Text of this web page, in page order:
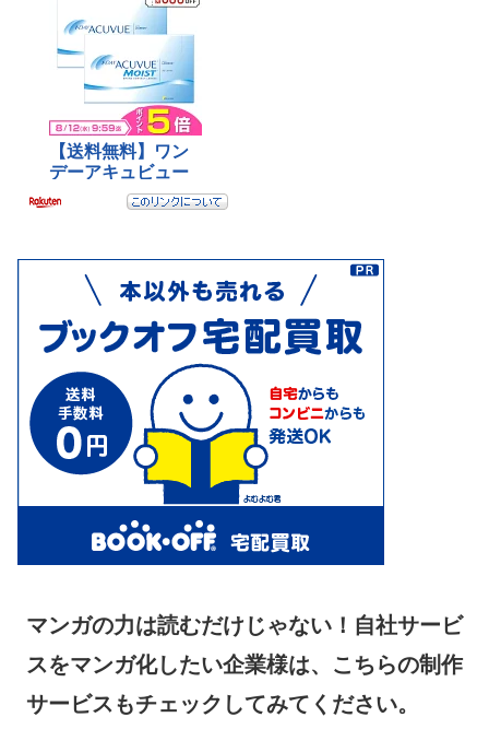
マンガの力は読むだけじゃない！自社サービ
スをマンガ化したい企業様は、こちらの制作
サービスもチェックしてみてください。